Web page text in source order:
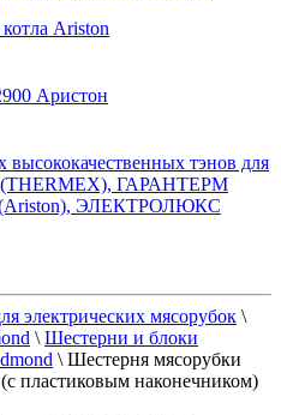
Ariston
Аристон
тэнов для
(THERMEX), ГАРАНТЕРМ
ЭЛЕКТРОЛЮКС
электрических мясорубок \
\ Шестерни и блоки
\ Шестерня мясорубки
пластиковым наконечником)